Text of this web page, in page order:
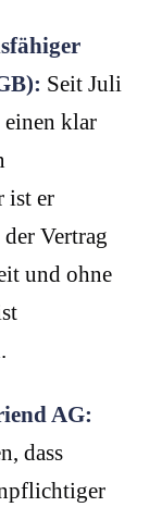
Seit Juli
klar
ist er
Vertrag
und ohne
AG:
dass